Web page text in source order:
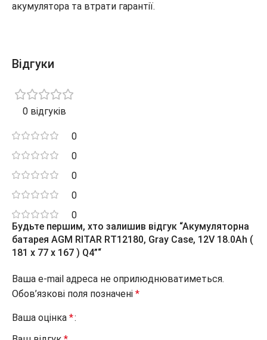
акумулятора та втрати гарантії.
Відгуки
0 відгуків
0
0
0
0
0
Будьте першим, хто залишив відгук “Акумуляторна
батарея AGM RITAR RT12180, Gray Case, 12V 18.0Ah (
181 х 77 х 167 ) Q4”“
Ваша e-mail адреса не оприлюднюватиметься.
Обов’язкові поля позначені *
Ваша оцінка *